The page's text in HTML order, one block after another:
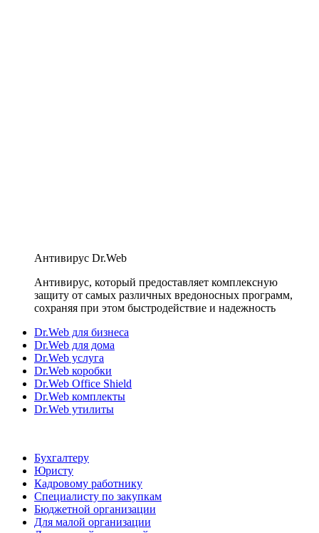
Антивирус Dr.Web
Антивирус, который предоставляет комплексную
защиту от самых различных вредоносных программ,
сохраняя при этом быстродействие и надежность
Dr.Web для бизнеса
Dr.Web для дома
Dr.Web услуга
Dr.Web коробки
Dr.Web Office Shield
Dr.Web комплекты
Dr.Web утилиты
Бухгалтеру
Юристу
Кадровому работнику
Специалисту по закупкам
Бюджетной организации
Для малой организации